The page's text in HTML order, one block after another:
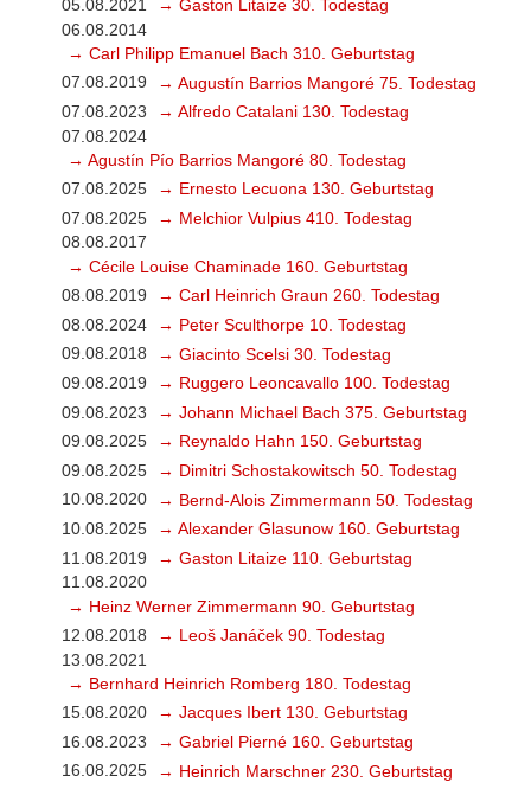
05.08.2021
→ Gaston Litaize 30. Todestag
06.08.2014
→ Carl Philipp Emanuel Bach 310. Geburtstag
07.08.2019
→ Augustín Barrios Mangoré 75. Todestag
07.08.2023
→ Alfredo Catalani 130. Todestag
07.08.2024
→ Agustín Pío Barrios Mangoré 80. Todestag
07.08.2025
→ Ernesto Lecuona 130. Geburtstag
07.08.2025
→ Melchior Vulpius 410. Todestag
08.08.2017
→ Cécile Louise Chaminade 160. Geburtstag
08.08.2019
→ Carl Heinrich Graun 260. Todestag
08.08.2024
→ Peter Sculthorpe 10. Todestag
09.08.2018
→ Giacinto Scelsi 30. Todestag
09.08.2019
→ Ruggero Leoncavallo 100. Todestag
09.08.2023
→ Johann Michael Bach 375. Geburtstag
09.08.2025
→ Reynaldo Hahn 150. Geburtstag
09.08.2025
→ Dimitri Schostakowitsch 50. Todestag
10.08.2020
→ Bernd-Alois Zimmermann 50. Todestag
10.08.2025
→ Alexander Glasunow 160. Geburtstag
11.08.2019
→ Gaston Litaize 110. Geburtstag
11.08.2020
→ Heinz Werner Zimmermann 90. Geburtstag
12.08.2018
→ Leoš Janáček 90. Todestag
13.08.2021
→ Bernhard Heinrich Romberg 180. Todestag
15.08.2020
→ Jacques Ibert 130. Geburtstag
16.08.2023
→ Gabriel Pierné 160. Geburtstag
16.08.2025
→ Heinrich Marschner 230. Geburtstag